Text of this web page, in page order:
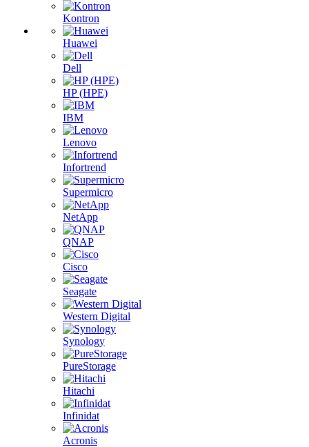
Kontron
Huawei
Dell
HP (HPE)
IBM
Lenovo
Infortrend
Supermicro
NetApp
QNAP
Cisco
Seagate
Western Digital
Synology
PureStorage
Hitachi
Infinidat
Acronis